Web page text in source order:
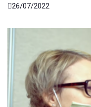
26/07/2022